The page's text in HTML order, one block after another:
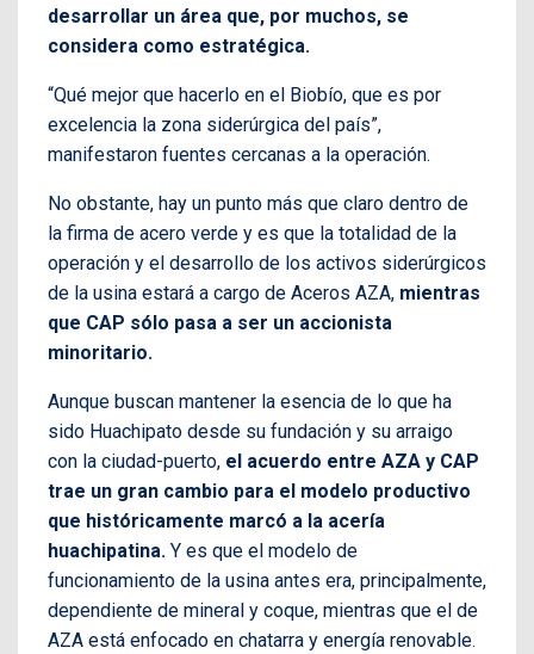
desarrollar un área que, por muchos, se
considera como estratégica.
“Qué mejor que hacerlo en el Biobío, que es por
excelencia la zona siderúrgica del país”,
manifestaron fuentes cercanas a la operación.
No obstante, hay un punto más que claro dentro de
la firma de acero verde y es que la totalidad de la
operación y el desarrollo de los activos siderúrgicos
de la usina estará a cargo de Aceros AZA, mientras
que CAP sólo pasa a ser un accionista
minoritario.
Aunque buscan mantener la esencia de lo que ha
sido Huachipato desde su fundación y su arraigo
con la ciudad-puerto, el acuerdo entre AZA y CAP
trae un gran cambio para el modelo productivo
que históricamente marcó a la acería
huachipatina. Y es que el modelo de
funcionamiento de la usina antes era, principalmente,
dependiente de mineral y coque, mientras que el de
AZA está enfocado en chatarra y energía renovable.